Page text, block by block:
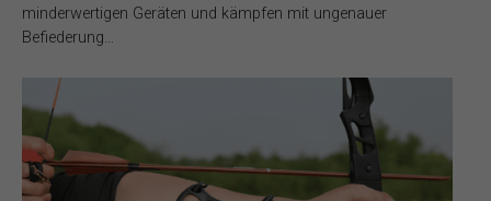
minderwertigen Geräten und kämpfen mit ungenauer
Befiederung…